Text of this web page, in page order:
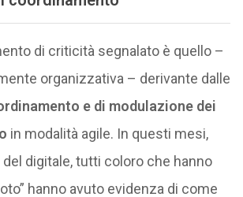
di criticità segnalato è quello –
organizzativa – derivante dalle
e di modulazione dei
in modalità agile. In questi mesi,
digitale, tutti coloro che hanno
hanno avuto evidenza di come